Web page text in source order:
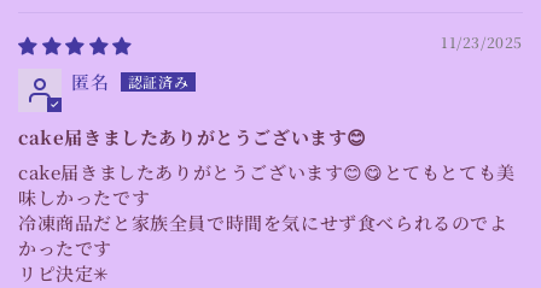
11/23/2025
匿名
cake届きましたありがとうございます😊
cake届きましたありがとうございます😊😋とてもとても美
味しかったです
冷凍商品だと家族全員で時間を気にせず食べられるのでよ
かったです
リピ決定✳︎